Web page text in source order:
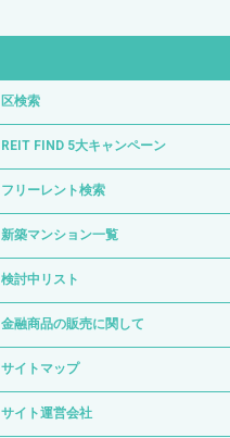
区検索
REIT FIND 5大キャンペーン
フリーレント検索
新築マンション一覧
検討中リスト
金融商品の販売に関して
サイトマップ
サイト運営会社